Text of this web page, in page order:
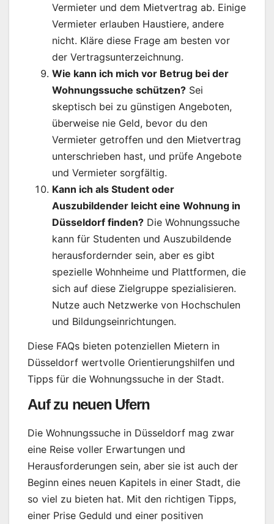
Vermieter und dem Mietvertrag ab. Einige
Vermieter erlauben Haustiere, andere
nicht. Kläre diese Frage am besten vor
der Vertragsunterzeichnung.
Wie kann ich mich vor Betrug bei der
Wohnungssuche schützen? Sei
skeptisch bei zu günstigen Angeboten,
überweise nie Geld, bevor du den
Vermieter getroffen und den Mietvertrag
unterschrieben hast, und prüfe Angebote
und Vermieter sorgfältig.
Kann ich als Student oder
Auszubildender leicht eine Wohnung in
Düsseldorf finden? Die Wohnungssuche
kann für Studenten und Auszubildende
herausfordernder sein, aber es gibt
spezielle Wohnheime und Plattformen, die
sich auf diese Zielgruppe spezialisieren.
Nutze auch Netzwerke von Hochschulen
und Bildungseinrichtungen.
Diese FAQs bieten potenziellen Mietern in
Düsseldorf wertvolle Orientierungshilfen und
Tipps für die Wohnungssuche in der Stadt.
Auf zu neuen Ufern
Die Wohnungssuche in Düsseldorf mag zwar
eine Reise voller Erwartungen und
Herausforderungen sein, aber sie ist auch der
Beginn eines neuen Kapitels in einer Stadt, die
so viel zu bieten hat. Mit den richtigen Tipps,
einer Prise Geduld und einer positiven